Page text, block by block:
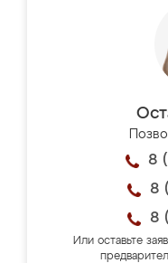
8
8
8
Или оставьте